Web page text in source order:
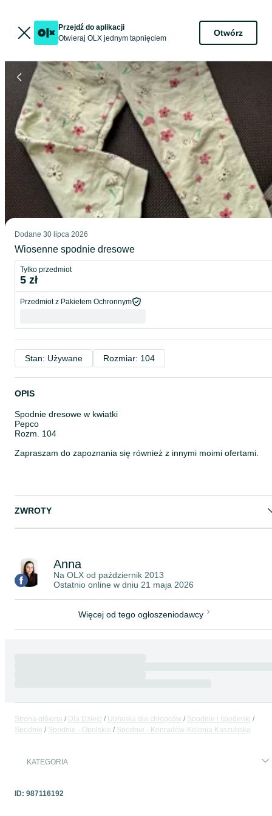
Przejdź do aplikacji
Otwieraj OLX jednym tapnięciem
Otwórz
Dodane 30 lipca 2026
Wiosenne spodnie dresowe
Tylko przedmiot
5 zł
Przedmiot z Pakietem Ochronnym
Stan: Używane Rozmiar: 104
OPIS
Spodnie dresowe w kwiatki
Pepco
Rozm. 104
Zapraszam do zapoznania się również z innymi moimi ofertami.
ZWROTY
Anna
Na OLX od październik 2013
Ostatnio online w dniu 21 maja 2026
Więcej od tego ogłoszeniodawcy
Strona główna Dla Dzieci Ubranka dla chłopców
Spodnie i spodenki
Spodnie
Spodnie - Opolskie Spodnie - Konradów-Kolonia Kaszubska
KATEGORIA
ID: 987116192